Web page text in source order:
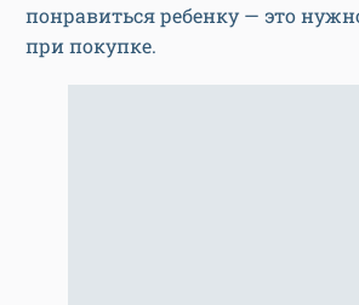
понравиться ребенку — это
при покупке.